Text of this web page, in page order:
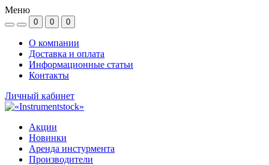
Меню
0 0 0
О компании
Доставка и оплата
Информационные статьи
Контакты
Личный кабинет
Акции
Новинки
Аренда инстурмента
Производители